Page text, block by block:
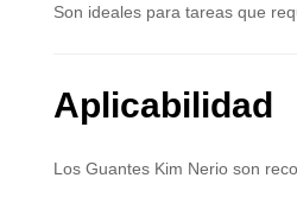
Son ideales para tareas que
Aplicabilidad
Los Guantes Kim Nerio son